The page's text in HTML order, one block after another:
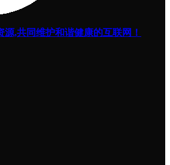
,共同维护和谐健康的互联网！